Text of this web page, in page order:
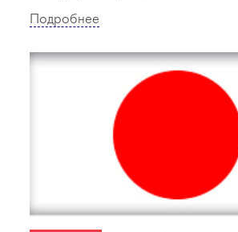
Подробнее